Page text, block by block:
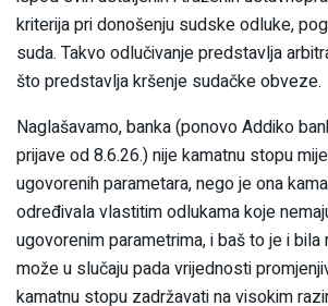
kriterija pri donošenju sudske odluke,
suda. Takvo odlučivanje predstavlja
što predstavlja kršenje sudačke obveze.
Naglašavamo, banka (ponovo Addiko
prijave od 8.6.26.) nije kamatnu stopu
ugovorenih parametara, nego je ona
određivala vlastitim odlukama koje
ugovorenim parametrima, i baš to je i bila
može u slučaju pada vrijednosti
kamatnu stopu zadržavati na visokim